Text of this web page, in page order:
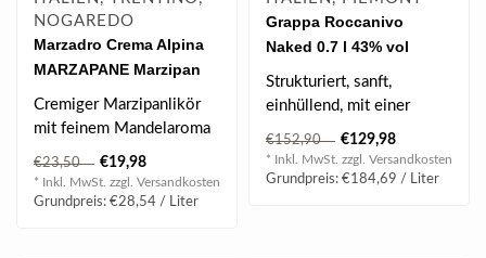
NOGAREDO
Marzadro Crema Alpina
MARZAPANE Marzipan
Likör 0.7 l 17% vol
Cremiger Marzipanlikör
mit feinem Mandelaroma
und sanfter Sahnenote...
€23,50 €19,98
* Inkl. MwSt. zzgl. Versandkosten
Grundpreis: €28,54 / Liter
Grappa Roccanivo
Naked 0.7 l 43% vol
Strukturiert, sanft,
einhüllend, mit einer
großen Persönlichkeit. Im
breit ge..
€152,90 €129,98
* Inkl. MwSt. zzgl. Versandkosten
Grundpreis: €184,69 / Liter